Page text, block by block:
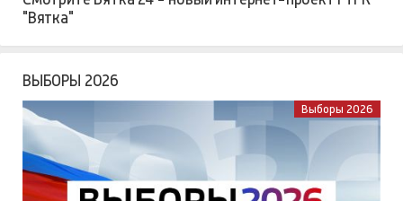
"Вятка"
ВЫБОРЫ 2026
Выборы 2026